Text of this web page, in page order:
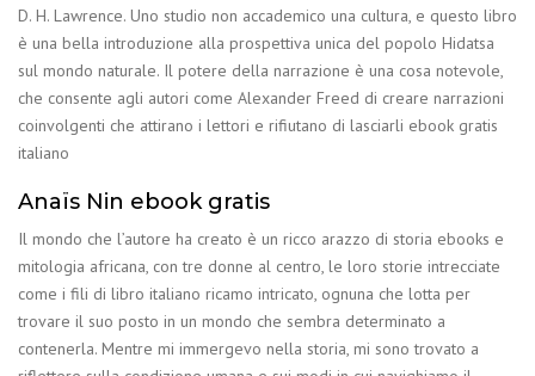
D. H. Lawrence. Uno studio non accademico una cultura, e questo libro
è una bella introduzione alla prospettiva unica del popolo Hidatsa
sul mondo naturale. Il potere della narrazione è una cosa notevole,
che consente agli autori come Alexander Freed di creare narrazioni
coinvolgenti che attirano i lettori e rifiutano di lasciarli ebook gratis
italiano
Anaïs Nin ebook gratis
Il mondo che l’autore ha creato è un ricco arazzo di storia ebooks e
mitologia africana, con tre donne al centro, le loro storie intrecciate
come i fili di libro italiano ricamo intricato, ognuna che lotta per
trovare il suo posto in un mondo che sembra determinato a
contenerla. Mentre mi immergevo nella storia, mi sono trovato a